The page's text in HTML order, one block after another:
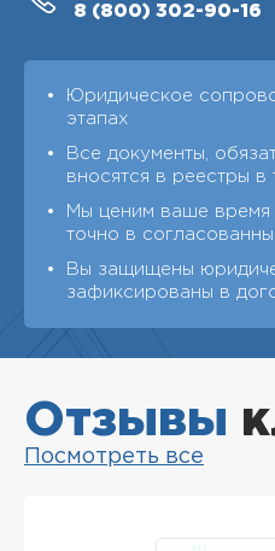
8 (800) 302-90-16
Юридическое
этапах
Все документы,
вносятся в реестры в
Мы ценим ваше время
точно в
Вы защищены
зафиксированы в
Отзывы
Посмотреть все